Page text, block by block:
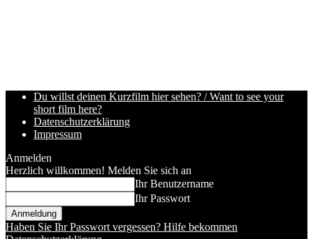
Du willst deinen Kurzfilm hier sehen? / Want to see your
short film here?
Datenschutzerklärung
Impressum
Anmelden
Herzlich willkommen! Melden Sie sich an
Ihr Benutzername
Ihr Passwort
Haben Sie Ihr Passwort vergessen? Hilfe bekommen